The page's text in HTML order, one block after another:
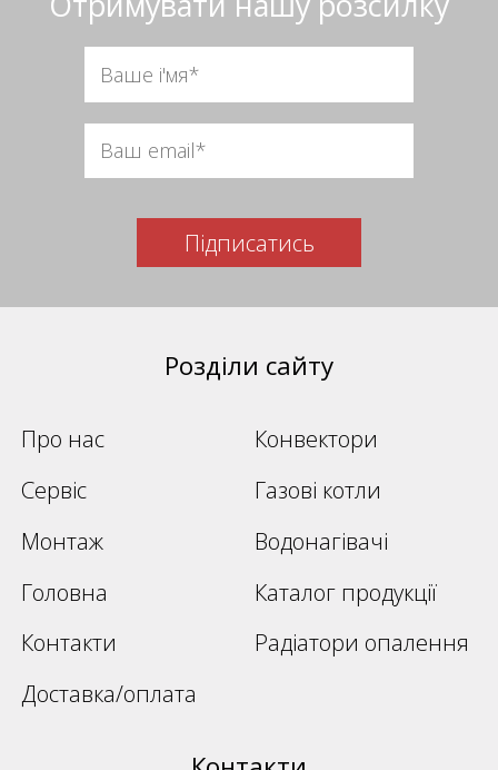
Підписатись
Розділи сайту
Про нас
Конвектори
Сервіс
Газові котли
Монтаж
Водонагівачі
Головна
Каталог продукції
Контакти
Радіатори опалення
Доставка/оплата